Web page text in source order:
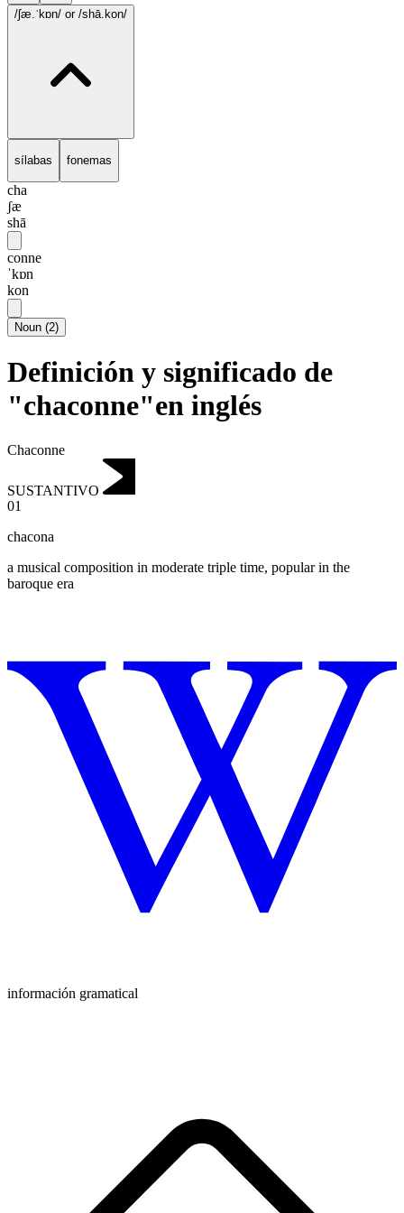
/ʃæ.ˈkɒn/ or /shā.kon/
sílabas fonemas
cha
ʃæ
shā
conne
ˈkɒn
kon
Noun (2)
Definición y significado de
"chaconne"en inglés
Chaconne
SUSTANTIVO
01
chacona
a musical composition in moderate triple time, popular in the
baroque era
información gramatical